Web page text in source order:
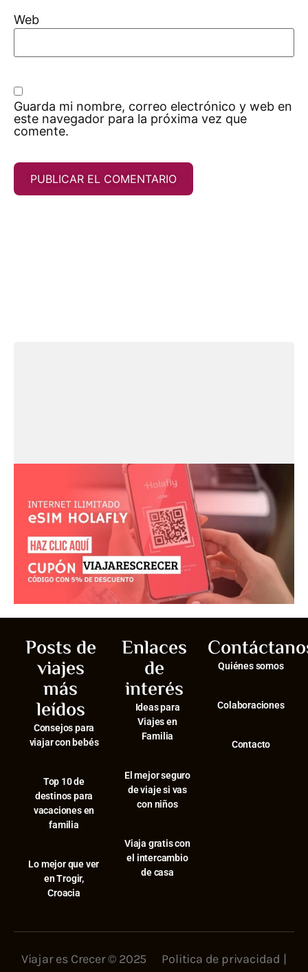
Web
Guarda mi nombre, correo electrónico y web en
este navegador para la próxima vez que
comente.
Posts de
viajes
más
leídos
Consejos para
viajar con bebés
⁠Top 10 de
destinos para
vacaciones en
familia
⁠Lo mejor que ver
en Trogir,
Croacia
Enlaces
de
interés
Ideas para
Viajes en
Familia
El mejor seguro
de viaje si vas
con niños
Viaja gratis con
el intercambio
de casa
Quiénes somos
Colaboraciones
Contacto
Viajar es Crecer © 2025 Politica de privacidad |